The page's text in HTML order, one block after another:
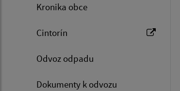
Kronika obce
Cintorín
Odvoz odpadu
Dokumenty k odvozu